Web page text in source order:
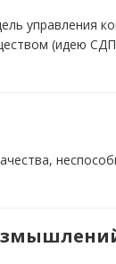
управления
(идею